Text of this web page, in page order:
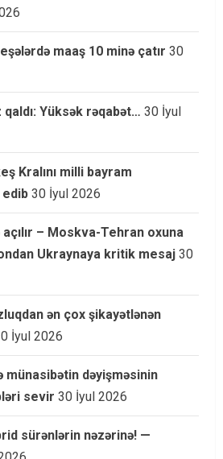
maaş 10 minə çatır 30
Yüksək rəqabət… 30 İyul
Kralını milli bayram
30 İyul 2026
– Moskva-Tehran oxuna
Ukraynaya kritik mesaj 30
ən çox şikayətlənən
İyul 2026
münasibətin dəyişməsinin
sevir 30 İyul 2026
sürənlərin nəzərinə! —